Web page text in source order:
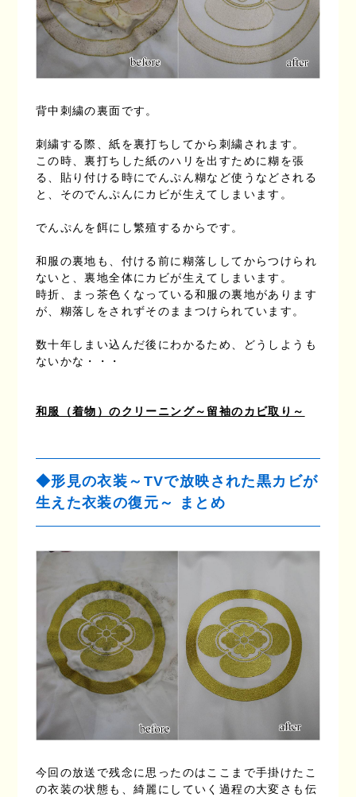
背中刺繍の裏面です。
刺繍する際、紙を裏打ちしてから刺繍されます。
この時、裏打ちした紙のハリを出すために糊を張
る、貼り付ける時にでんぷん糊など使うなどされる
と、そのでんぷんにカビが生えてしまいます。
でんぷんを餌にし繁殖するからです。
和服の裏地も、付ける前に糊落ししてからつけられ
ないと、裏地全体にカビが生えてしまいます。
時折、まっ茶色くなっている和服の裏地があります
が、糊落しをされずそのままつけられています。
数十年しまい込んだ後にわかるため、どうしようも
ないかな・・・
和服（着物）のクリーニング～留袖のカビ取り～
◆形見の衣装～TVで放映された黒カビが
生えた衣装の復元～ まとめ
今回の放送で残念に思ったのはここまで手掛けたこ
の衣装の状態も、綺麗にしていく過程の大変さも伝